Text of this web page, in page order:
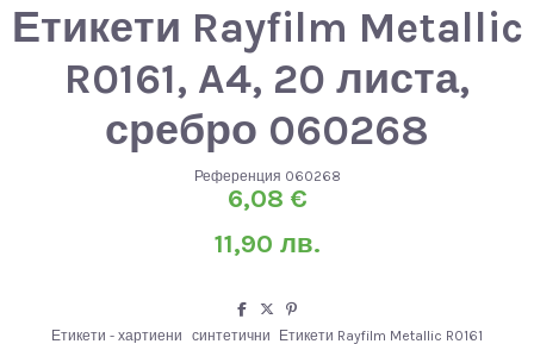
Етикети Rayfilm Metallic
R0161, A4, 20 листа,
сребро 060268
Референция 060268
6,08 €
11,90 лв.
Етикети - хартиени синтетични Етикети Rayfilm Metallic R0161